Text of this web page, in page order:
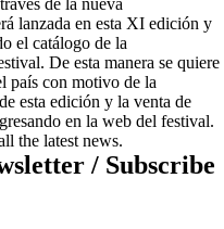
de la nueva
lanzada en esta XI edición y
el catálogo de la
De esta manera se quiere
país con motivo de la
esta edición y la venta de
en la web del festival.
the latest news.
/ Subscribe